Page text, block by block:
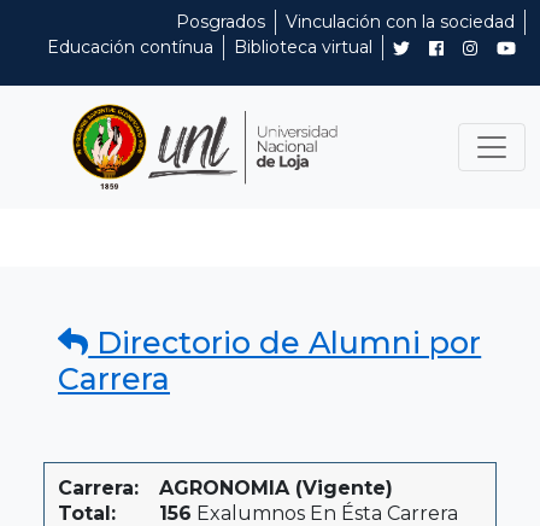
Posgrados
Vinculación con la sociedad
Educación contínua
Biblioteca virtual
Directorio de Alumni por
Carrera
Carrera:
AGRONOMIA (Vigente)
Total:
156 Exalumnos En Ésta Carrera